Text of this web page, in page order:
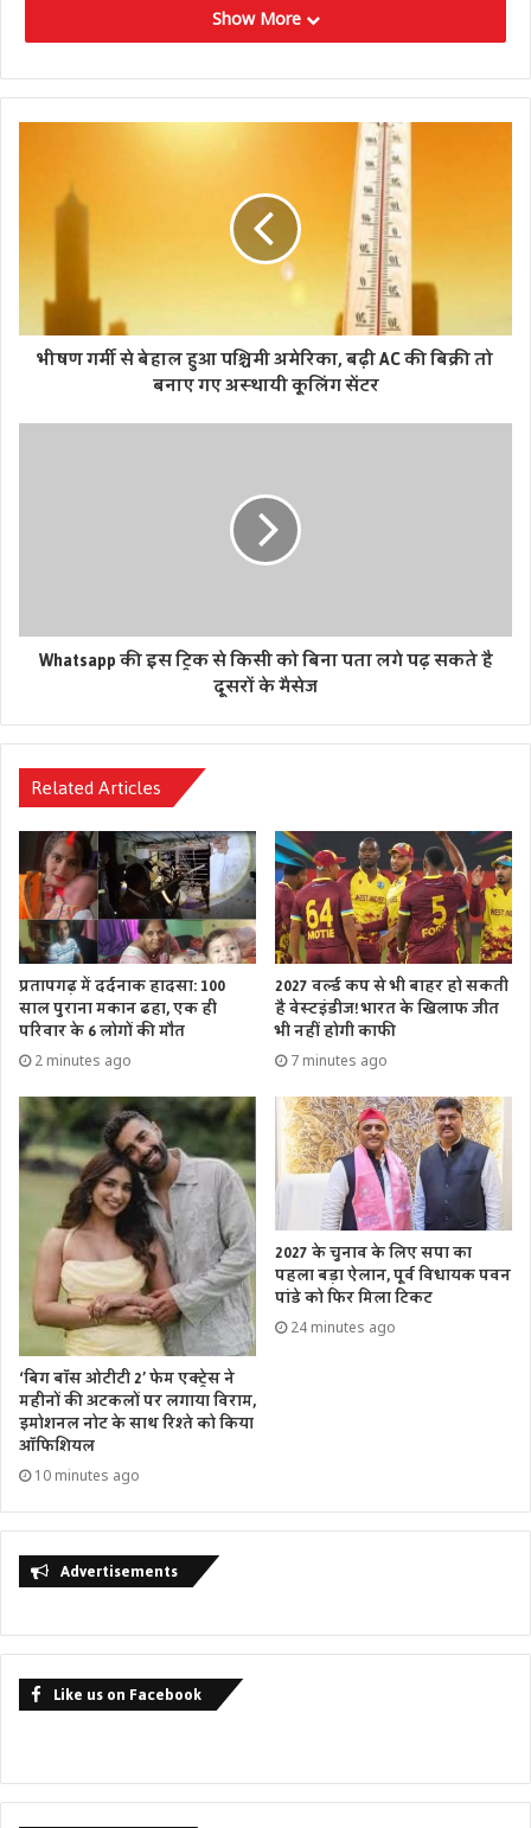
बता दें कि श्रीनगर से शनिवार देर शाम शहीद के पार्थिव शरीर को दिल्ली
होते हुए रविवार सुबह उनके गांव पहुंचाया गया।
Show More
भीषण गर्मी से बेहाल हुआ पश्चिमी अमेरिका, बढ़ी AC की बिक्री तो
बनाए गए अस्‍थायी कूलिंग सेंटर
Whatsapp की इस ट्रिक से किसी को बिना पता लगे पढ़ सकते है
दूसरों के मैसेज
Related Articles
प्रतापगढ़ में दर्दनाक हादसा: 100
साल पुराना मकान ढहा, एक ही
परिवार के 6 लोगों की मौत
2 minutes ago
2027 वर्ल्ड कप से भी बाहर हो सकती
है वेस्टइंडीज! भारत के खिलाफ जीत
भी नहीं होगी काफी
7 minutes ago
‘बिग बॉस ओटीटी 2’ फेम एक्ट्रेस ने
महीनों की अटकलों पर लगाया विराम,
इमोशनल नोट के साथ रिश्ते को किया
ऑफिशियल
10 minutes ago
2027 के चुनाव के लिए सपा का
पहला बड़ा ऐलान, पूर्व विधायक पवन
पांडे को फिर मिला टिकट
24 minutes ago
Advertisements
Like us on Facebook